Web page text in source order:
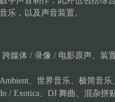
乐，以及声音装置。
媒体 / 录像 / 电影原声、装
、世界音乐、极简音乐
/ Exotica、DJ 舞曲、混杂